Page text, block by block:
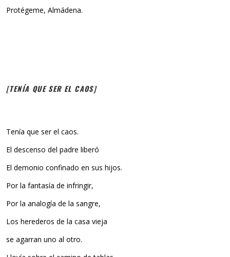
Protégeme, Almádena.
[TENÍA QUE SER EL CAOS]
Tenía que ser el caos.
El descenso del padre liberó
El demonio confinado en sus hijos.
Por la fantasía de infringir,
Por la analogía de la sangre,
Los herederos de la casa vieja
se agarran uno al otro.